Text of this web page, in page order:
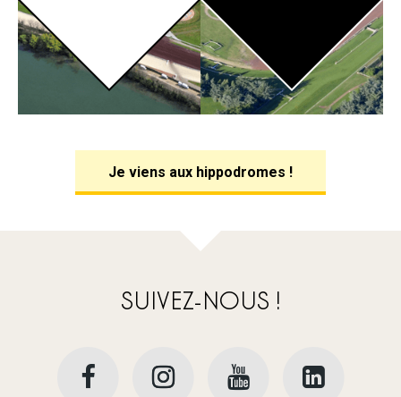
Je viens aux hippodromes !
SUIVEZ-NOUS !